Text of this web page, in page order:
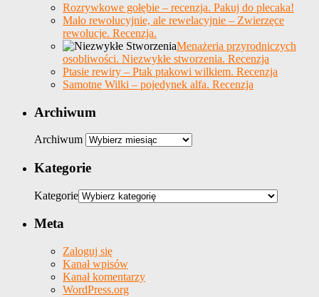
Rozrywkowe gołębie – recenzja. Pakuj do plecaka!
Mało rewolucyjnie, ale rewelacyjnie – Zwierzęce
rewolucje. Recenzja.
Menażeria przyrodniczych
osobliwości. Niezwykłe stworzenia. Recenzja
Ptasie rewiry – Ptak ptakowi wilkiem. Recenzja
Samotne Wilki – pojedynek alfa. Recenzja
Archiwum
Archiwum
Kategorie
Kategorie
Meta
Zaloguj się
Kanał wpisów
Kanał komentarzy
WordPress.org